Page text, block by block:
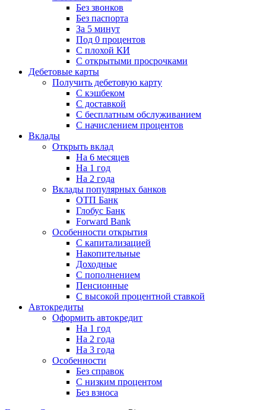
Без звонков
Без паспорта
За 5 минут
Под 0 процентов
С плохой КИ
С открытыми просрочками
Дебетовые карты
Получить дебетовую карту
С кэшбеком
С доставкой
С бесплатным обслуживанием
С начислением процентов
Вклады
Открыть вклад
На 6 месяцев
На 1 год
На 2 года
Вклады популярных банков
ОТП Банк
Глобус Банк
Forward Bank
Особенности открытия
С капитализацией
Накопительные
Доходные
С пополнением
Пенсионные
С высокой процентной ставкой
Автокредиты
Оформить автокредит
На 1 год
На 2 года
На 3 года
Особенности
Без справок
С низким процентом
Без взноса